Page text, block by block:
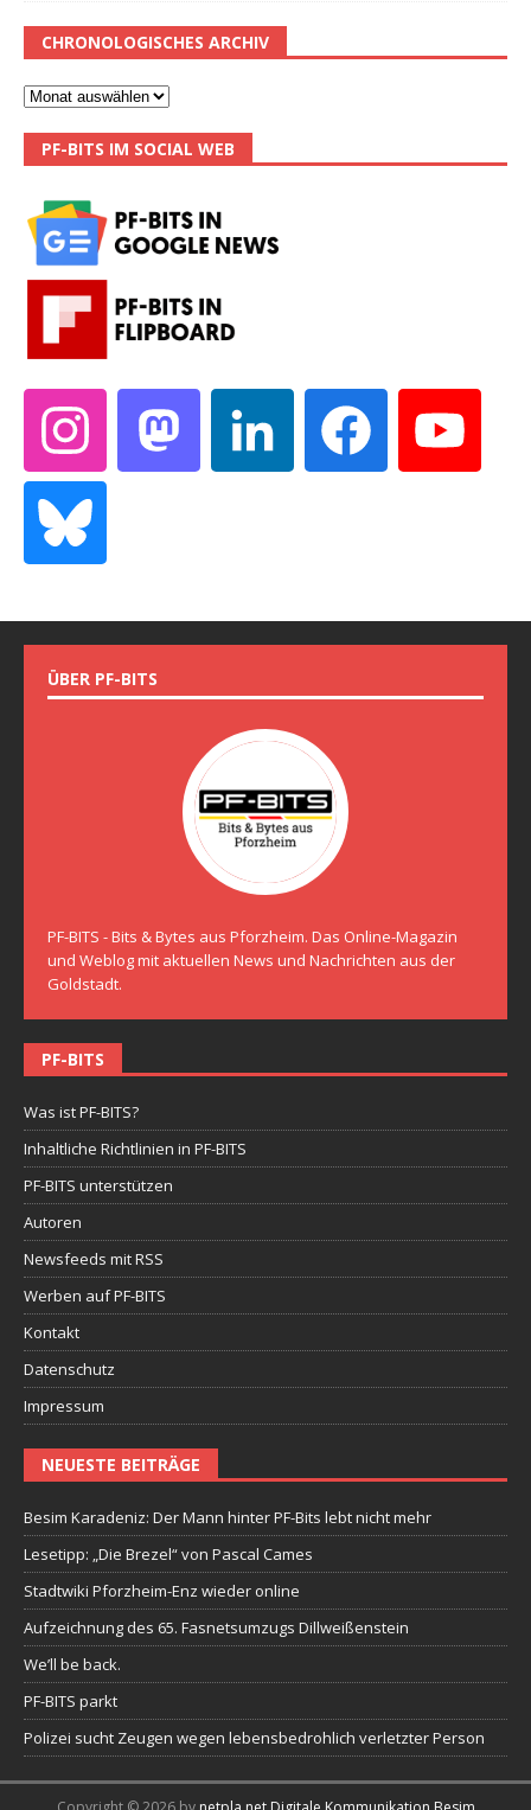
CHRONOLOGISCHES ARCHIV
PF-BITS IM SOCIAL WEB
ÜBER PF-BITS
PF-BITS - Bits & Bytes aus Pforzheim. Das Online-Magazin
und Weblog mit aktuellen News und Nachrichten aus der
Goldstadt.
PF-BITS
Was ist PF-BITS?
Inhaltliche Richtlinien in PF-BITS
PF-BITS unterstützen
Autoren
Newsfeeds mit RSS
Werben auf PF-BITS
Kontakt
Datenschutz
Impressum
NEUESTE BEITRÄGE
Besim Karadeniz: Der Mann hinter PF-Bits lebt nicht mehr
Lesetipp: „Die Brezel“ von Pascal Cames
Stadtwiki Pforzheim-Enz wieder online
Aufzeichnung des 65. Fasnetsumzugs Dillweißenstein
We’ll be back.
PF-BITS parkt
Polizei sucht Zeugen wegen lebensbedrohlich verletzter Person